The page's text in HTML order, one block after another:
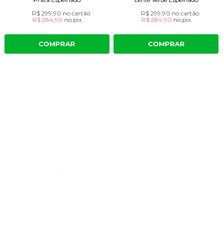
R$ 299,90 no cartão
R$ 284,90 no pix
COMPRAR
R$ 299,90 no cartão
R$ 284,90 no pix
COMPRAR